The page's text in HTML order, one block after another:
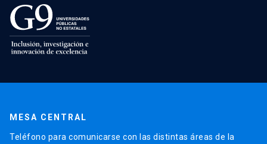
MESA CENTRAL
Teléfono para comunicarse con las distintas áreas de la